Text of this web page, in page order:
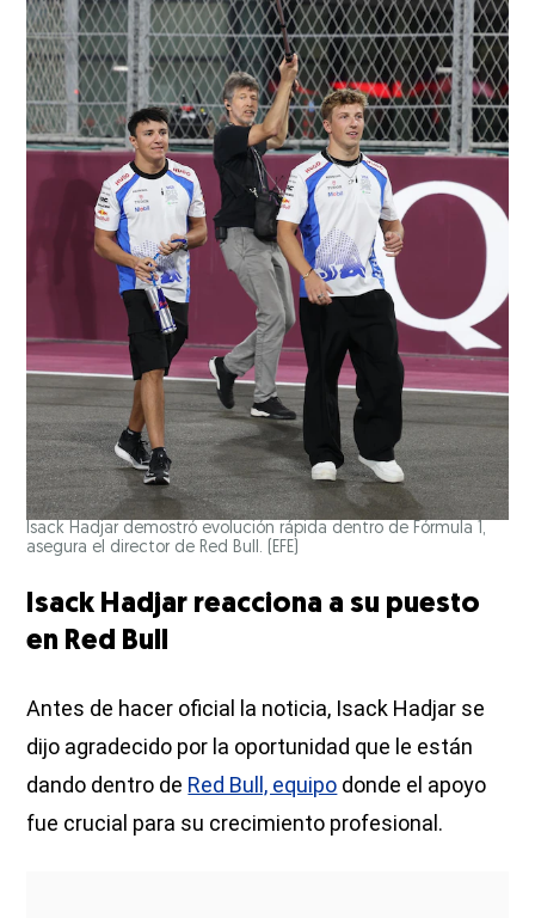
Isack Hadjar demostró evolución rápida dentro de Fórmula 1,
asegura el director de Red Bull.
(EFE)
Isack Hadjar reacciona a su puesto
en Red Bull
Antes de hacer oficial la noticia, Isack Hadjar se
dijo agradecido por la oportunidad que le están
dando dentro de Red Bull, equipo donde el apoyo
fue crucial para su crecimiento profesional.